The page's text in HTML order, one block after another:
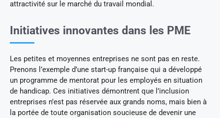
attractivité sur le marché du travail mondial.
Initiatives innovantes dans les PME
Les petites et moyennes entreprises ne sont pas en reste.
Prenons l’exemple d’une start-up française qui a développé
un programme de mentorat pour les employés en situation
de handicap. Ces initiatives démontrent que l’inclusion
entreprises n’est pas réservée aux grands noms, mais bien à
la portée de toute organisation soucieuse de devenir une